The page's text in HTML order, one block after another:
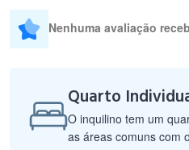
Nenhuma avaliação
Quarto
O inquilino tem um
as áreas comuns com